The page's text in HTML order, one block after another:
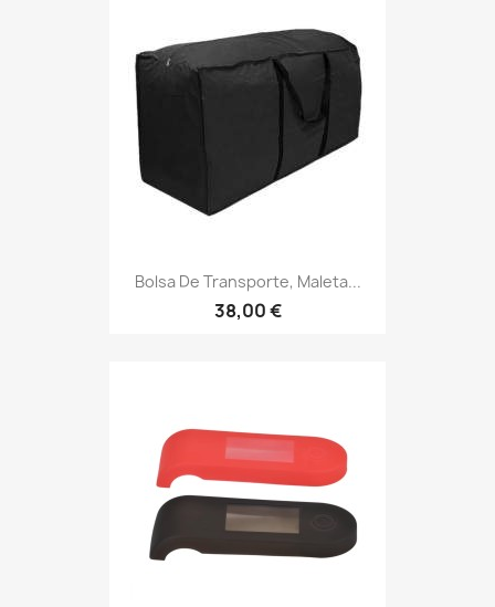
Bolsa De Transporte, Maleta...
38,00 €